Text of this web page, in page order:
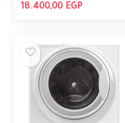
18.400,00 EGP